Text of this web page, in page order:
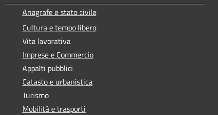
Anagrafe e stato civile
Cultura e tempo libero
Vita lavorativa
Imprese e Commercio
Appalti pubblici
Catasto e urbanistica
Turismo
Mobilità e trasporti